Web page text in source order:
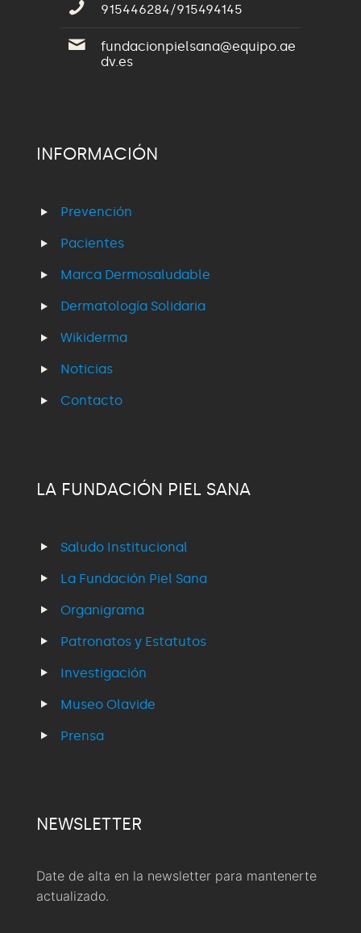
915446284/915494145
fundacionpielsana@equipo.ae
dv.es
INFORMACIÓN
Prevención
Pacientes
Marca Dermosaludable
Dermatología Solidaria
Wikiderma
Noticias
Contacto
LA FUNDACIÓN PIEL SANA
Saludo Institucional
La Fundación Piel Sana
Organigrama
Patronatos y Estatutos
Investigación
Museo Olavide
Prensa
NEWSLETTER
Date de alta en la newsletter para mantenerte
actualizado.